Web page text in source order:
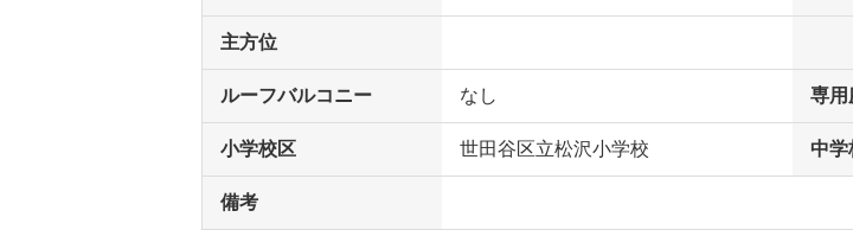
主方位
ルーフバルコニー なし 専用
小学校区 世田谷区立松沢小学校 中学
備考